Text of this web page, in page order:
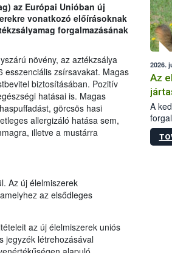
az Európai Unióban új
vonatkozó előírásoknak
forgalmazásának
növény, az aztékzsálya
zsírsavakat. Magas
biztosításában. Pozitív
hatásai is. Magas
görcsös hasi
allergizáló hatása sem,
illetve a mustárra
Az új élelmiszerek
az elsődleges
az új élelmiszerek uniós
jegyzék létrehozásával
2026.
Az
A